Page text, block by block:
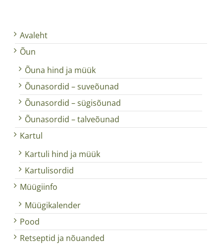
Avaleht
Õun
Õuna hind ja müük
Õunasordid – suveõunad
Õunasordid – sügisõunad
Õunasordid – talveõunad
Kartul
Kartuli hind ja müük
Kartulisordid
Müügiinfo
Müügikalender
Pood
Retseptid ja nõuanded